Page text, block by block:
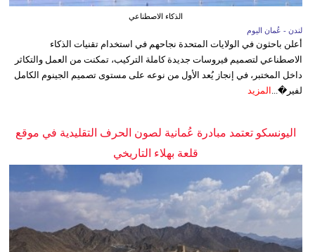
الذكاء الاصطناعي
لندن - عُمان اليوم
أعلن باحثون في الولايات المتحدة نجاحهم في استخدام تقنيات الذكاء
الاصطناعي لتصميم فيروسات جديدة كاملة التركيب، تمكنت من العمل والتكاثر
داخل المختبر، في إنجاز يُعد الأول من نوعه على مستوى تصميم الجينوم الكامل
لفير�... المزيد
اليونسكو تعتمد مبادرة عُمانية لصون الحرف التقليدية في موقع
قلعة بهلاء التاريخي